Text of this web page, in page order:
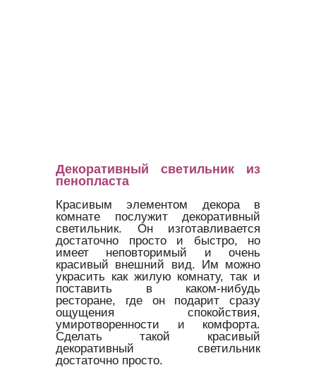
Декоративный светильник из
пенопласта
Красивым элементом декора в
комнате послужит декоративный
светильник. Он изготавливается
достаточно просто и быстро, но
имеет неповторимый и очень
красивый внешний вид. Им можно
украсить как жилую комнату, так и
поставить в каком-нибудь
ресторане, где он подарит сразу
ощущения спокойствия,
умиротворенности и комфорта.
Сделать такой красивый
декоративный светильник
достаточно просто.